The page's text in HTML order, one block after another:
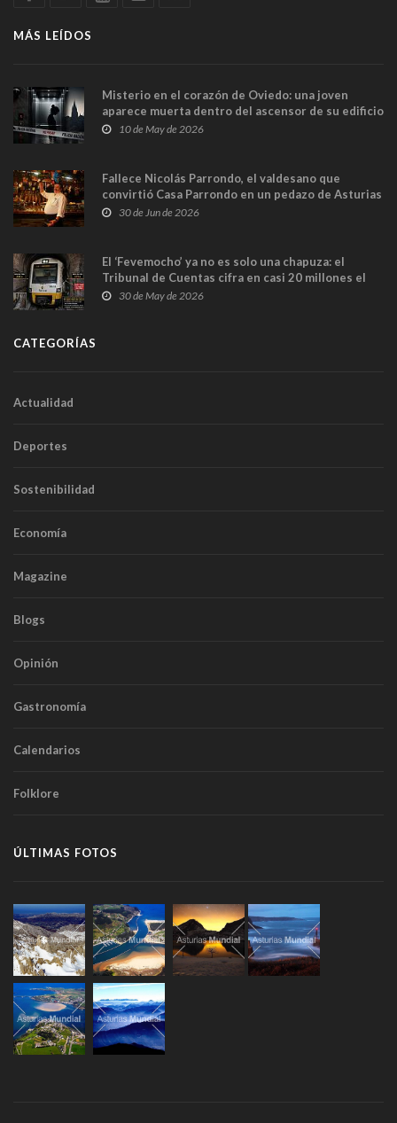
MÁS LEÍDOS
Misterio en el corazón de Oviedo: una joven
aparece muerta dentro del ascensor de su edificio
y las cámaras captan sus últimos minutos
10 de May de 2026
Fallece Nicolás Parrondo, el valdesano que
convirtió Casa Parrondo en un pedazo de Asturias
en Madrid
30 de Jun de 2026
El ‘Fevemocho’ ya no es solo una chapuza: el
Tribunal de Cuentas cifra en casi 20 millones el
sobrecoste de los trenes que no cabían por los
30 de May de 2026
CATEGORÍAS
Actualidad
Deportes
Sostenibilidad
Economía
Magazine
Blogs
Opinión
Gastronomía
Calendarios
Folklore
ÚLTIMAS FOTOS